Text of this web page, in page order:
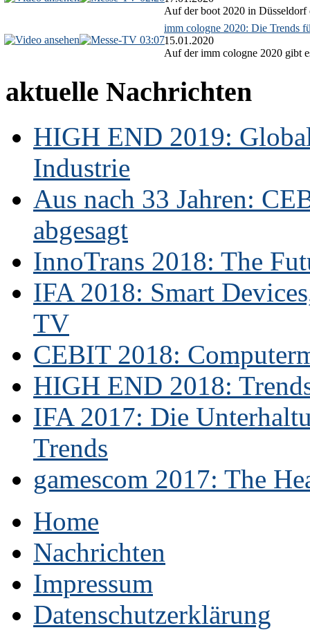
Auf der boot 2020 in Düsseldorf
03:07
imm cologne 2020: Die Trends
15.01.2020
Auf der imm cologne 2020 gibt
aktuelle Nachrichten
HIGH END 2019:
Industrie
Aus nach 33 Jahren:
abgesagt
InnoTrans 2018: The
IFA 2018: Smart
TV
CEBIT 2018:
HIGH END 2018:
IFA 2017: Die
Trends
gamescom 2017: The
Home
Nachrichten
Impressum
Datenschutzerklärung